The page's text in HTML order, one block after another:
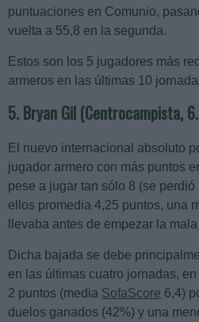
puntuaciones en Comunio,
vuelta a 55,8 en la segunda.
Estos son los 5 jugadores más
armeros en las últimas 10
5. Bryan Gil (Centrocampista,
El nuevo internacional absoluto
jugador armero con más puntos
pese a jugar tan sólo 8 (se
ellos promedia 4,25 puntos, una
llevaba antes de empezar la
Dicha bajada se debe
en las últimas cuatro jornadas,
2 puntos (media SofaScore 6,4)
duelos ganados (42%) y una